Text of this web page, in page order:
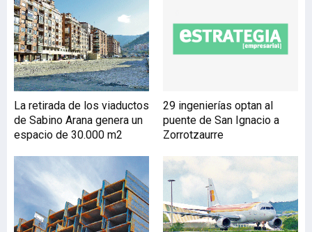
La retirada de los viaductos
de Sabino Arana genera un
espacio de 30.000 m2
29 ingenierías optan al
puente de San Ignacio a
Zorrotzaurre